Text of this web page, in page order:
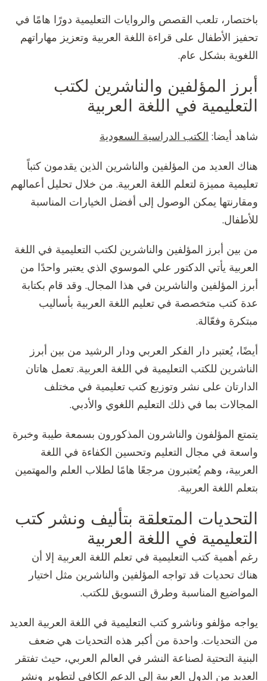
باختصار، تلعب القصص والروايات التعليمية دورًا هامًا في
تحفيز الأطفال على قراءة اللغة العربية وتعزيز مهاراتهم
اللغوية بشكل عام.
أبرز المؤلفين والناشرين لكتب
التعليمية في اللغة العربية
شاهد أيضا: الكتب الدراسية السعودية
هناك العديد من المؤلفين والناشرين الذين يقدمون كتباً
تعليمية مميزة لتعلم اللغة العربية. من خلال تحليل أعمالهم
ومقارنتها يمكن الوصول إلى أفضل الخيارات المناسبة
للأطفال.
من بين أبرز المؤلفين والناشرين لكتب التعليمية في اللغة
العربية يأتي الدكتور علي الموسوي الذي يعتبر واحدًا من
أبرز المؤلفين والناشرين في هذا المجال. وقد قام بكتابة
عدة كتب متخصصة في تعليم اللغة العربية بأساليب
مبتكرة وفعّالة.
أيضًا، يُعتبر دار الفكر العربي ودار الرشيد من بين أبرز
الناشرين للكتب التعليمية في اللغة العربية. تعمل هاتان
الدارتان على نشر وتوزيع كتب تعليمية في مختلف
المجالات بما في ذلك التعليم اللغوي والأدبي.
يتمتع المؤلفون والناشرون المذكورون بسمعة طيبة وخبرة
واسعة في مجال التعليم وتحسين الكفاءة في اللغة
العربية، وهم يُعتبرون مرجعًا هامًا لطلاب العلم والمهتمين
بتعلم اللغة العربية.
التحديات المتعلقة بتأليف ونشر كتب
التعليمية في اللغة العربية
رغم أهمية كتب التعليمية في تعلم اللغة العربية إلا أن
هناك تحديات قد تواجه المؤلفين والناشرين مثل اختيار
المواضيع المناسبة وطرق التسويق للكتب.
يواجه مؤلفو وناشرو كتب التعليمية في اللغة العربية العديد
من التحديات. واحدة من أكبر هذه التحديات هي ضعف
البنية التحتية لصناعة النشر في العالم العربي، حيث تفتقر
العديد من الدول العربية إلى الدعم الكافي لتطوير ونشر